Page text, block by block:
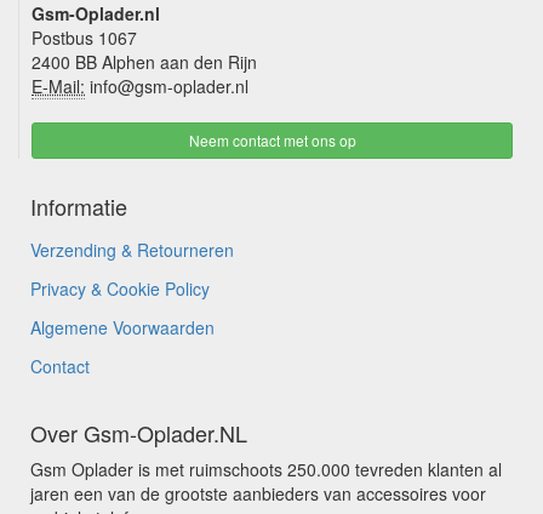
Gsm-Oplader.nl
Postbus 1067
2400 BB Alphen aan den Rijn
E-Mail: info@gsm-oplader.nl
Neem contact met ons op
Informatie
Verzending & Retourneren
Privacy & Cookie Policy
Algemene Voorwaarden
Contact
Over Gsm-Oplader.NL
Gsm Oplader is met ruimschoots 250.000 tevreden klanten al
jaren een van de grootste aanbieders van accessoires voor